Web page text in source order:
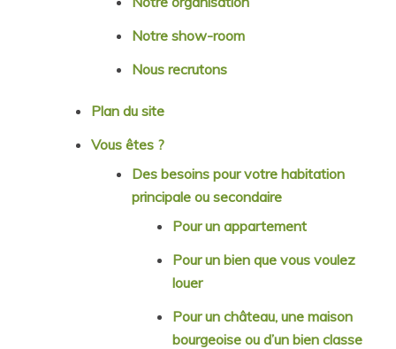
Notre show-room
Nous recrutons
Plan du site
Vous êtes ?
Des besoins pour votre habitation
principale ou secondaire
Pour un appartement
Pour un bien que vous voulez
louer
Pour un château, une maison
bourgeoise ou d’un bien classe